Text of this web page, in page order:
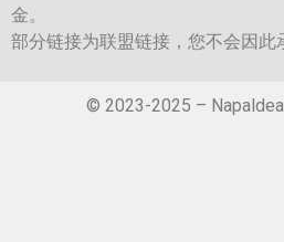
金。
部分链接为联盟链接，您不会因此
© 2023-2025 –